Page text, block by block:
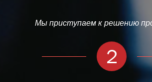
Мы приступаем к решению
2